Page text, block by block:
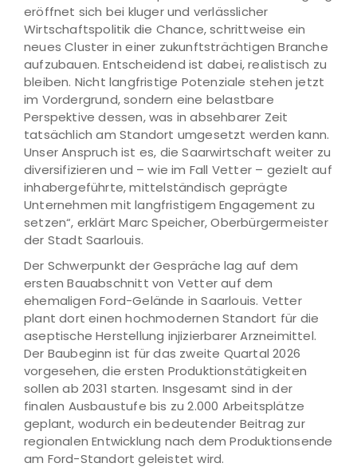
eröffnet sich bei kluger und verlässlicher
Wirtschaftspolitik die Chance, schrittweise ein
neues Cluster in einer zukunftsträchtigen Branche
aufzubauen. Entscheidend ist dabei, realistisch zu
bleiben. Nicht langfristige Potenziale stehen jetzt
im Vordergrund, sondern eine belastbare
Perspektive dessen, was in absehbarer Zeit
tatsächlich am Standort umgesetzt werden kann.
Unser Anspruch ist es, die Saarwirtschaft weiter zu
diversifizieren und – wie im Fall Vetter – gezielt auf
inhabergeführte, mittelständisch geprägte
Unternehmen mit langfristigem Engagement zu
setzen“, erklärt Marc Speicher, Oberbürgermeister
der Stadt Saarlouis.
Der Schwerpunkt der Gespräche lag auf dem
ersten Bauabschnitt von Vetter auf dem
ehemaligen Ford-Gelände in Saarlouis. Vetter
plant dort einen hochmodernen Standort für die
aseptische Herstellung injizierbarer Arzneimittel.
Der Baubeginn ist für das zweite Quartal 2026
vorgesehen, die ersten Produktionstätigkeiten
sollen ab 2031 starten. Insgesamt sind in der
finalen Ausbaustufe bis zu 2.000 Arbeitsplätze
geplant, wodurch ein bedeutender Beitrag zur
regionalen Entwicklung nach dem Produktionsende
am Ford-Standort geleistet wird.